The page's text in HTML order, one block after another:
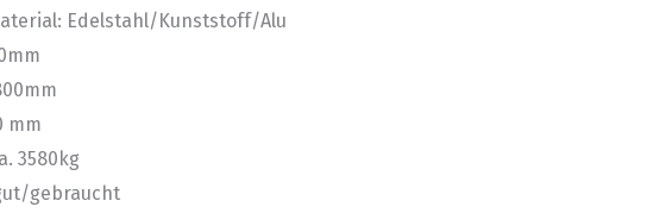
Edelstahl/Kunststoff/Alu
mm
3580kg
gebraucht